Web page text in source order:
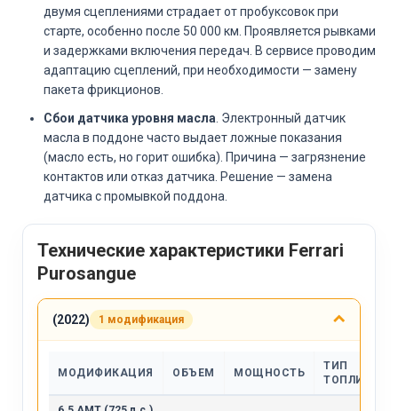
двумя сцеплениями страдает от пробуксовок при
старте, особенно после 50 000 км. Проявляется рывками
и задержками включения передач. В сервисе проводим
адаптацию сцеплений, при необходимости — замену
пакета фрикционов.
Сбои датчика уровня масла . Электронный датчик
масла в поддоне часто выдает ложные показания
(масло есть, но горит ошибка). Причина — загрязнение
контактов или отказ датчика. Решение — замена
датчика с промывкой поддона.
Технические характеристики Ferrari
Purosangue
(2022) 1 модификация
МОДИФИКАЦИЯ ОБЪЕМ МОЩНОСТЬ
ТИП
ТОПЛИВА